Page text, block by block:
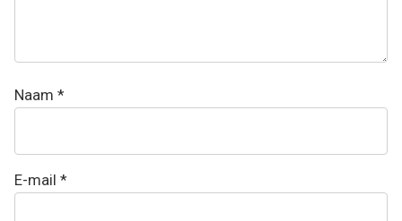
Naam *
E-mail *